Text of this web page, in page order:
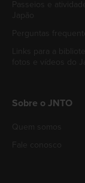
Sobre o JNTO